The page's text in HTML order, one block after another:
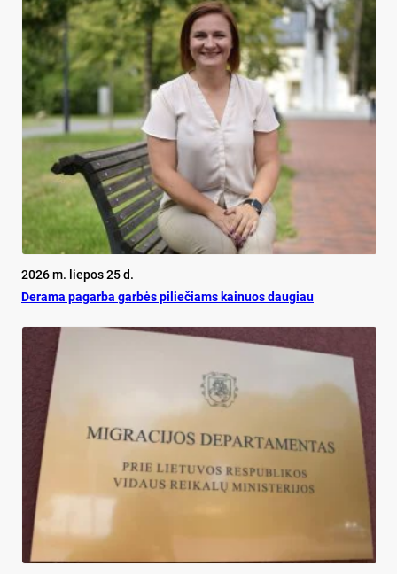
2026 m. liepos 25 d.
De­ra­ma pa­gar­ba gar­bės pi­lie­čiams kai­nuos dau­giau